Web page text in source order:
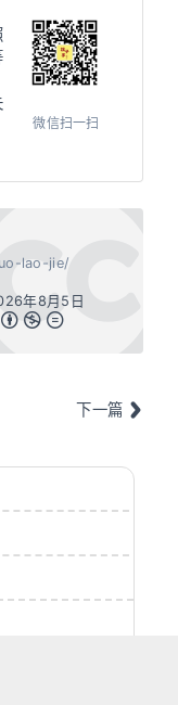
微信扫一扫
lao-jie/
年8月5日
下一篇